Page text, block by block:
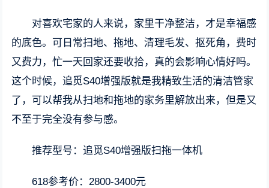
对喜欢宅家的人来说，家里干净整洁，才是幸福感
的底色。可日常扫地、拖地、清理毛发、抠死角，费时
又费力，忙一天回家还要收拾，真的会影响心情好吗。
这个时候，追觅S40增强版就是我精致生活的清洁管家
了，可以帮我从扫地和拖地的家务里解放出来，但是又
不至于完全没有参与感。
推荐型号：追觅S40增强版扫拖一体机
618参考价：2800-3400元